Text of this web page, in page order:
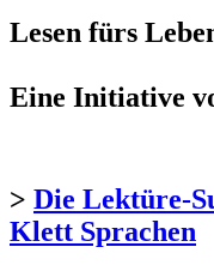
Lesen fürs
Eine Initiative
> Die Lektüre-
Klett Sprachen